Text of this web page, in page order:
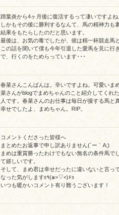
蹄葉炎から4ヶ月後に復活するって凄いですよね
しかもその後に勝利するなんて、馬の精神力も
結果をもたらしたのだと思います。
最後は、お気の毒でしたが、彼は精一杯競走馬
この話を聞いて僕も今年引退した愛馬を見に行
で、行くのをためらっています･･･
春菜さんこんばんは。辛いですよね。可愛いま
菜さんがblogでまめちゃんのこと紹介してくれ
人です。春菜さんのお仕事は毎日が接する馬
幸せでしたよ、まめちゃん。RIP。
コメントくださった皆様へ
まとめたお返事で申し訳ありません(´ー｀A;)
まめは重賞勝ったわけでもない無名の条件馬
て嬉しいです。
そして、まめ君は幸せだったに違いないと言っ
なった気がしますε٩(๑>▽<)۶з
いつも暖かいコメント有り難うございます！